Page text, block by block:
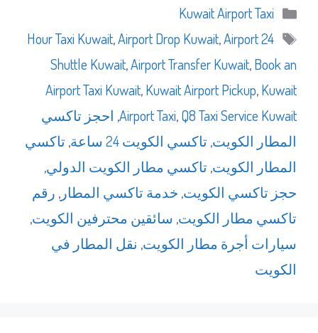
التصنيفات
Kuwait Airport Taxi
الوسوم
24 Hour Taxi Kuwait
,Airport Drop Kuwait,Airport
Shuttle Kuwait,Airport Transfer Kuwait,Book an
Airport Taxi Kuwait,Kuwait Airport Pickup,Kuwait
Airport Taxi,Q8 Taxi Service Kuwait
, احجز تاكسي
المطار الكويت, تاكسي الكويت 24 ساعة , تاكسي
المطار الكويت, تاكسي مطار الكويت الدولي,
حجز تاكسي الكويت, خدمة تاكسي المطار , رقم
تاكسي مطار الكويت, سائقين محترفين الكويت,
سيارات أجرة مطار الكويت, نقل المطار في
الكويت